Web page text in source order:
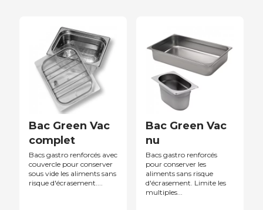
Bac Green Vac
complet
Bacs gastro renforcés avec
couvercle pour conserver
sous vide les aliments sans
risque d'écrasement....
Bac Green Vac
nu
Bacs gastro renforcés
pour conserver les
aliments sans risque
d'écrasement. Limite les
multiples...